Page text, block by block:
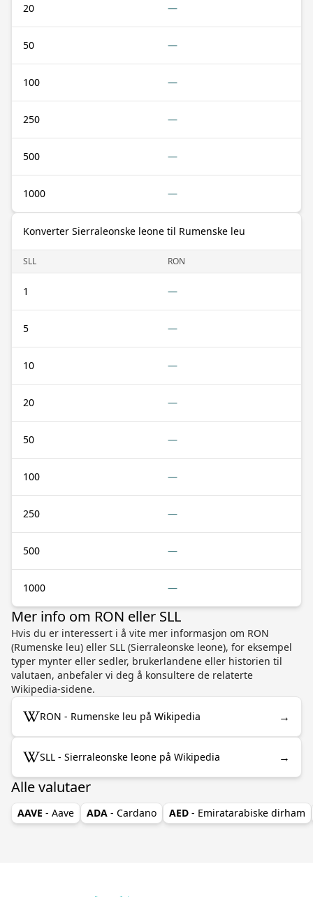
20 —
50 —
100 —
250 —
500 —
1000 —
Konverter Sierraleonske leone til Rumenske leu
SLL RON
1 —
5 —
10 —
20 —
50 —
100 —
250 —
500 —
1000 —
Mer info om RON eller SLL
Hvis du er interessert i å vite mer informasjon om RON
(Rumenske leu) eller SLL (Sierraleonske leone), for eksempel
typer mynter eller sedler, brukerlandene eller historien til
valutaen, anbefaler vi deg å konsultere de relaterte
Wikipedia-sidene.
RON - Rumenske leu på Wikipedia →
SLL - Sierraleonske leone på Wikipedia →
Alle valutaer
AAVE - Aave ADA - Cardano AED - Emiratarabiske dirham